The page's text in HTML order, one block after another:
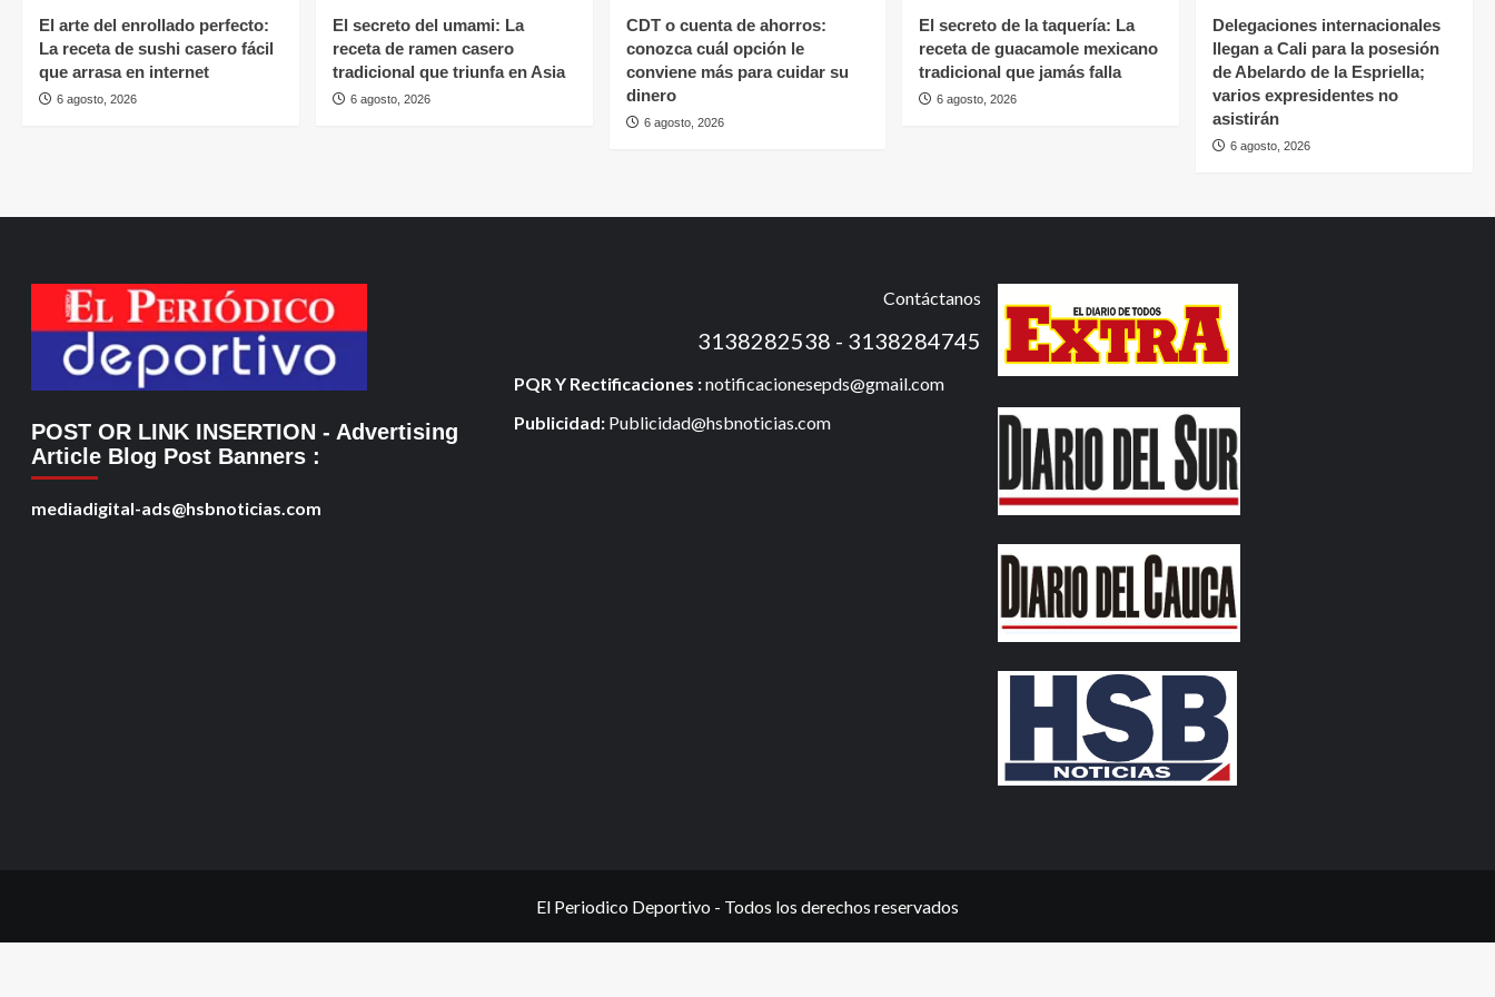
El arte del enrollado perfecto:
La receta de sushi casero fácil
que arrasa en internet
6 agosto, 2026
El secreto del umami: La
receta de ramen casero
tradicional que triunfa en Asia
6 agosto, 2026
CDT o cuenta de ahorros:
conozca cuál opción le
conviene más para cuidar su
dinero
6 agosto, 2026
El secreto de la taquería: La
receta de guacamole mexicano
tradicional que jamás falla
6 agosto, 2026
Delegaciones internacionales
llegan a Cali para la posesión
de Abelardo de la Espriella;
varios expresidentes no
asistirán
6 agosto, 2026
POST OR LINK INSERTION - Advertising
Article Blog Post Banners :
mediadigital-ads@hsbnoticias.com
Contáctanos
3138282538 - 3138284745
PQR Y Rectificaciones :notificacionesepds@gmail.com
Publicidad: Publicidad@hsbnoticias.com